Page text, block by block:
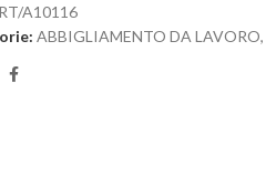
RT/A10116
ABBIGLIAMENTO DA LAVORO,